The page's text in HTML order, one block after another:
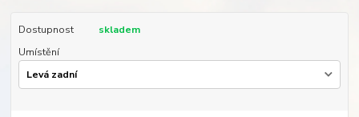
Dostupnost
skladem
Umístění